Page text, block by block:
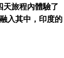
旅程內體驗了
入其中，印度的